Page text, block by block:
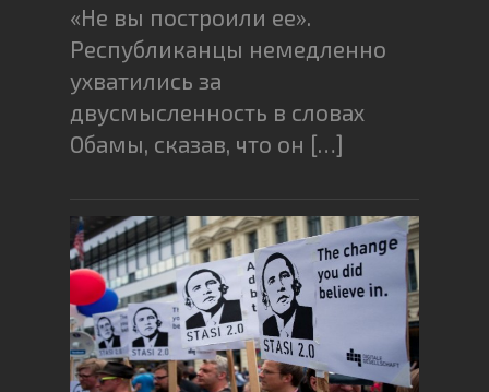
«Не вы построили ее».
Республиканцы немедленно
ухватились за
двусмысленность в словах
Обамы, сказав, что он […]